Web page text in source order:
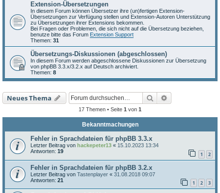
Extension-Übersetzungen
In diesem Forum können Übersetzer ihre (un)fertigen Extension-
Übersetzungen zur Verfügung stellen und Extension-Autoren Unterstützung
zu Übersetzungen ihrer Extensions bekommen.
Bei Fragen oder Problemen, die sich nicht auf die Übersetzung beziehen,
benutze bitte das Forum Extension Support
Themen: 31
Übersetzungs-Diskussionen (abgeschlossen)
In diesem Forum werden abgeschlossene Diskussionen zur Übersetzung
von phpBB 3.3.x/3.2.x auf Deutsch archiviert.
Themen: 8
Neues Thema Suche
17 Themen • Seite 1 von 1
Bekanntmachungen
Fehler in Sprachdateien für phpBB 3.3.x
Letzter Beitrag von hackepeter13 « 15.10.2023 13:34
Antworten: 19 1 2
Fehler in Sprachdateien für phpBB 3.2.x
Letzter Beitrag von Tastenplayer « 31.08.2018 09:07
Antworten: 21 1 2 3